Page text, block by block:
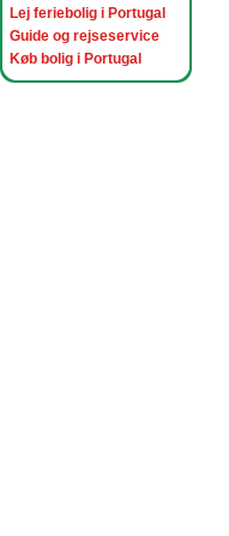
Lej feriebolig i Portugal
Guide og rejseservice
Køb bolig i Portugal